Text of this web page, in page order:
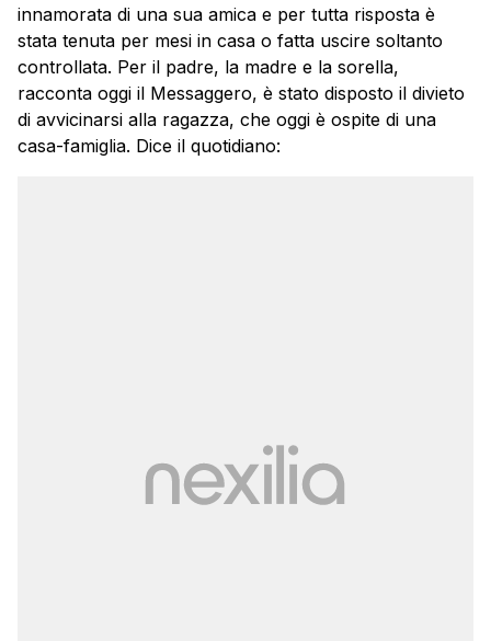
innamorata di una sua amica e per tutta risposta è
stata tenuta per mesi in casa o fatta uscire soltanto
controllata. Per il padre, la madre e la sorella,
racconta oggi il Messaggero, è stato disposto il divieto
di avvicinarsi alla ragazza, che oggi è ospite di una
casa-famiglia. Dice il quotidiano: